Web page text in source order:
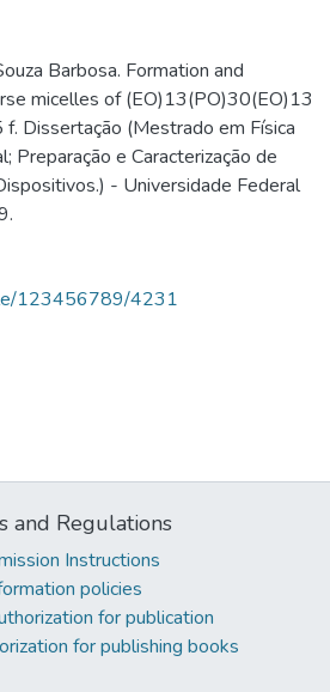
Barbosa. Formation and
micelles of (EO)13(PO)30(EO)13
Dissertação (Mestrado em Física
Preparação e Caracterização de
- Universidade Federal
123456789/4231
and Regulations
Instructions
policies
for publication
for publishing books